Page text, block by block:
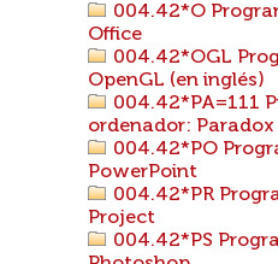
004.42*O
Office
004.42*OGL
OpenGL (en inglés)
004.42*PA=111
ordenador: Paradox
004.42*PO
PowerPoint
004.42*PR
Project
004.42*PS